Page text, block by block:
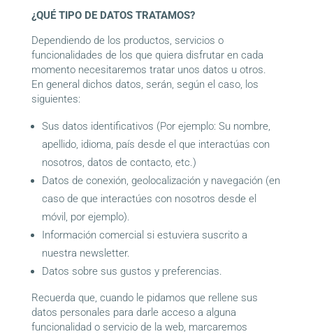
¿QUÉ TIPO DE DATOS TRATAMOS?
Dependiendo de los productos, servicios o
funcionalidades de los que quiera disfrutar en cada
momento necesitaremos tratar unos datos u otros.
En general dichos datos, serán, según el caso, los
siguientes:
Sus datos identificativos (Por ejemplo: Su nombre,
apellido, idioma, país desde el que interactúas con
nosotros, datos de contacto, etc.)
Datos de conexión, geolocalización y navegación (en
caso de que interactúes con nosotros desde el
móvil, por ejemplo).
Información comercial si estuviera suscrito a
nuestra newsletter.
Datos sobre sus gustos y preferencias.
Recuerda que, cuando le pidamos que rellene sus
datos personales para darle acceso a alguna
funcionalidad o servicio de la web, marcaremos